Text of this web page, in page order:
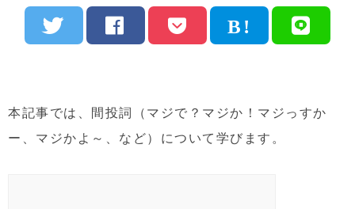
本記事では、間投詞（マジで？マジか！マジっすか
ー、マジかよ～、など）について学びます。